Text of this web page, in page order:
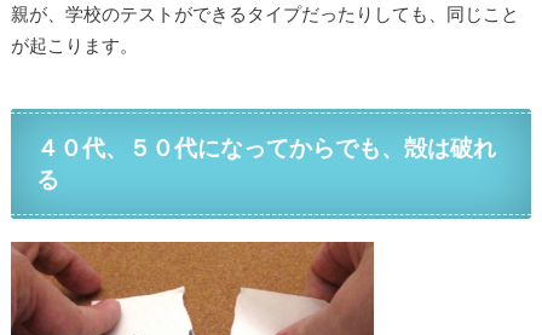
親が、学校のテストができるタイプだったりしても、同じこと
が起こります。
４０代、５０代になってからでも、殻は破れ
る